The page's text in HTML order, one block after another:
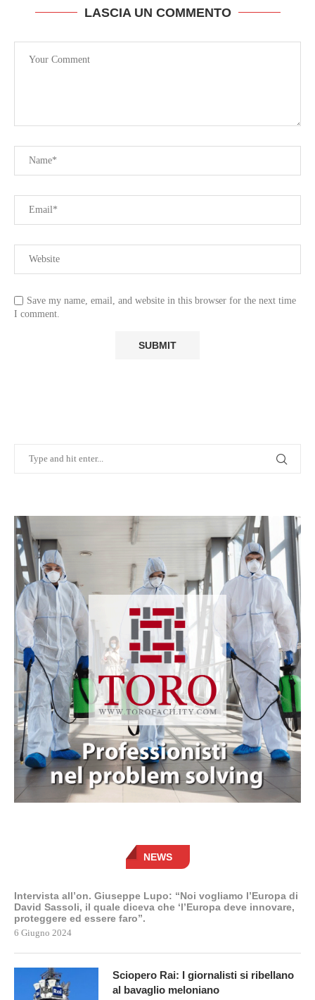
LASCIA UN COMMENTO
Save my name, email, and website in this browser for the next time
I comment.
NEWS
Intervista all’on. Giuseppe Lupo: “Noi vogliamo l’Europa di
David Sassoli, il quale diceva che ‘l’Europa deve innovare,
proteggere ed essere faro”.
6 Giugno 2024
Sciopero Rai: I giornalisti si ribellano
al bavaglio meloniano